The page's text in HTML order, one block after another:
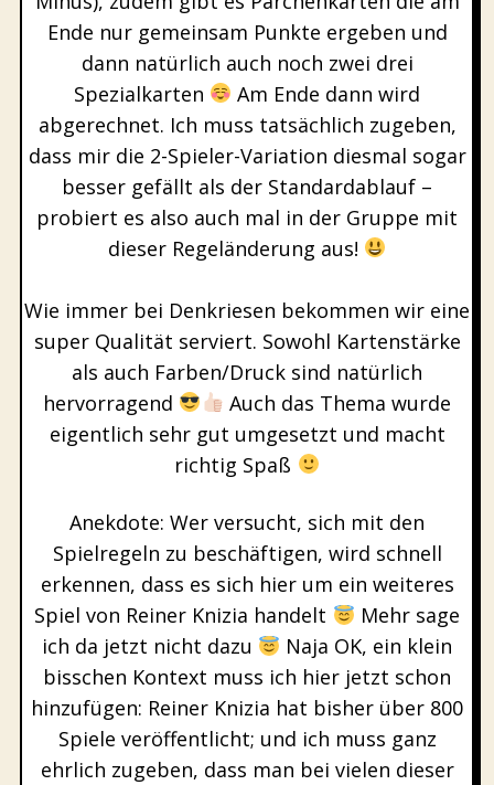
Ende nur gemeinsam Punkte ergeben und
dann natürlich auch noch zwei drei
Spezialkarten
Am Ende dann wird
abgerechnet. Ich muss tatsächlich zugeben,
dass mir die 2-Spieler-Variation diesmal sogar
besser gefällt als der Standardablauf –
probiert es also auch mal in der Gruppe mit
dieser Regeländerung aus!
Wie immer bei Denkriesen bekommen wir eine
super Qualität serviert. Sowohl Kartenstärke
als auch Farben/Druck sind natürlich
hervorragend
Auch das Thema wurde
eigentlich sehr gut umgesetzt und macht
richtig Spaß
Anekdote: Wer versucht, sich mit den
Spielregeln zu beschäftigen, wird schnell
erkennen, dass es sich hier um ein weiteres
Spiel von Reiner Knizia handelt
Mehr sage
ich da jetzt nicht dazu
Naja OK, ein klein
bisschen Kontext muss ich hier jetzt schon
hinzufügen: Reiner Knizia hat bisher über 800
Spiele veröffentlicht; und ich muss ganz
ehrlich zugeben, dass man bei vielen dieser